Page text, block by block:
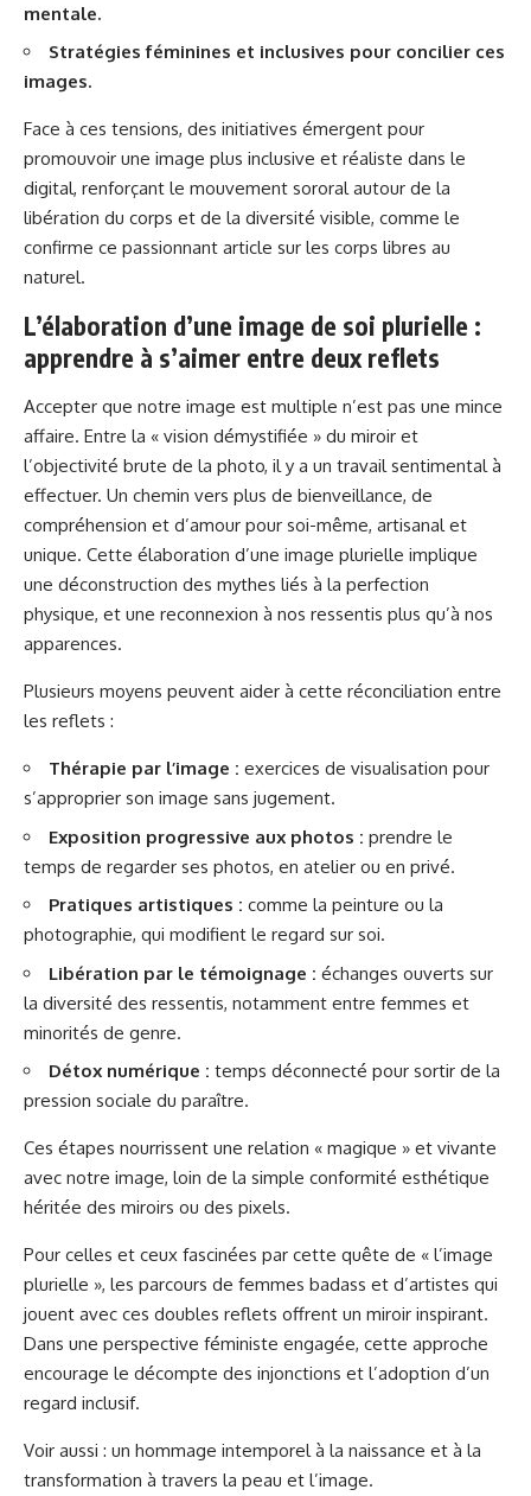
mentale.
Stratégies féminines et inclusives pour concilier ces
images.
Face à ces tensions, des initiatives émergent pour
promouvoir une image plus inclusive et réaliste dans le
digital, renforçant le mouvement sororal autour de la
libération du corps et de la diversité visible, comme le
confirme ce passionnant article sur les corps libres au
naturel.
L’élaboration d’une image de soi plurielle :
apprendre à s’aimer entre deux reflets
Accepter que notre image est multiple n’est pas une mince
affaire. Entre la « vision démystifiée » du miroir et
l’objectivité brute de la photo, il y a un travail sentimental à
effectuer. Un chemin vers plus de bienveillance, de
compréhension et d’amour pour soi-même, artisanal et
unique. Cette élaboration d’une image plurielle implique
une déconstruction des mythes liés à la perfection
physique, et une reconnexion à nos ressentis plus qu’à nos
apparences.
Plusieurs moyens peuvent aider à cette réconciliation entre
les reflets :
Thérapie par l’image : exercices de visualisation pour
s’approprier son image sans jugement.
Exposition progressive aux photos : prendre le
temps de regarder ses photos, en atelier ou en privé.
Pratiques artistiques : comme la peinture ou la
photographie, qui modifient le regard sur soi.
Libération par le témoignage : échanges ouverts sur
la diversité des ressentis, notamment entre femmes et
minorités de genre.
Détox numérique : temps déconnecté pour sortir de la
pression sociale du paraître.
Ces étapes nourrissent une relation « magique » et vivante
avec notre image, loin de la simple conformité esthétique
héritée des miroirs ou des pixels.
Pour celles et ceux fascinées par cette quête de « l’image
plurielle », les parcours de femmes badass et d’artistes qui
jouent avec ces doubles reflets offrent un miroir inspirant.
Dans une perspective féministe engagée, cette approche
encourage le décompte des injonctions et l’adoption d’un
regard inclusif.
Voir aussi : un hommage intemporel à la naissance et à la
transformation à travers la peau et l’image.